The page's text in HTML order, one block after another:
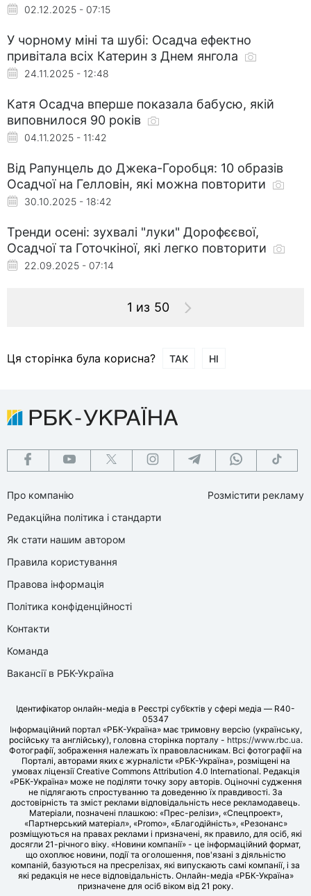
02.12.2025 - 07:15
У чорному міні та шубі: Осадча ефектно
привітала всіх Катерин з Днем янгола
24.11.2025 - 12:48
Катя Осадча вперше показала бабусю, якій
виповнилося 90 років
04.11.2025 - 11:42
Від Рапунцель до Джека-Горобця: 10 образів
Осадчої на Гелловін, які можна повторити
30.10.2025 - 18:42
Тренди осені: зухвалі "луки" Дорофєєвої,
Осадчої та Готочкіної, які легко повторити
22.09.2025 - 07:14
1 из 50
Ця сторінка була корисна? ТАК НІ
Про компанію
Редакційна політика і стандарти
Як стати нашим автором
Правила користування
Правова інформація
Політика конфіденційності
Контакти
Команда
Вакансії в РБК-Україна
Розмістити рекламу
Ідентифікатор онлайн-медіа в Реєстрі суб’єктів у сфері медіа — R40-
05347
Інформаційний портал «РБК-Україна» має тримовну версію (українську,
російську та англійську), головна сторінка порталу - https://www.rbc.ua.
Фотографії, зображення належать їх правовласникам. Всі фотографії на
Порталі, авторами яких є журналісти «РБК-Україна», розміщені на
умовах ліцензії Creative Commons Attribution 4.0 International. Редакція
«РБК-Україна» може не поділяти точку зору авторів. Оціночні судження
не підлягають спростуванню та доведенню їх правдивості. За
достовірність та зміст реклами відповідальність несе рекламодавець.
Матеріали, позначені плашкою: «Прес-релізи», «Спецпроект»,
«Партнерський матеріал», «Promo», «Благодійність», «Резонанс»
розміщуються на правах реклами і призначені, як правило, для осіб, які
досягли 21-річного віку. «Новини компанії» - це інформаційний формат,
що охоплює новини, події та оголошення, пов'язані з діяльністю
компаній, базуються на пресрелізах, які випускають самі компанії, і за
які редакція не несе відповідальність. Онлайн-медіа «РБК-Україна»
призначене для осіб віком від 21 року.